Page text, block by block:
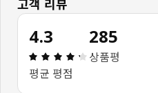
고객 리뷰
4.3
상품평: 4.3 / 5
평균 평점
285
상품평